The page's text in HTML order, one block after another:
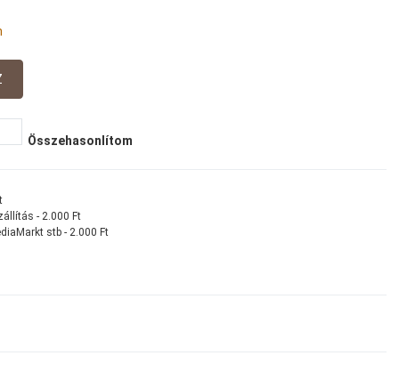
Összehasonlítom
- 2.000 Ft
stb - 2.000 Ft